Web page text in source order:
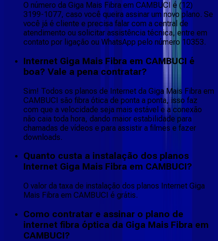
O número da Giga Mais Fibra em CAMBUCI é (12)
3199-1077, caso você queira assinar um novo plano. Se
você já é cliente e precisa falar com a central de
atendimento ou solicitar assistência técnica, entre em
contato por ligação ou WhatsApp pelo número 10353.
Internet Giga Mais Fibra em CAMBUCI é
boa? Vale a pena contratar?
Sim! Todos os planos de Internet da Giga Mais Fibra em
CAMBUCI são fibra ótica de ponta a ponta, isso faz
com que a velocidade seja mais estável e a conexão
não caia toda hora, dando maior estabilidade para
chamadas de vídeos e para assistir a filmes e fazer
downloads.
Quanto custa a instalação dos planos
Internet Giga Mais Fibra em CAMBUCI?
O valor da taxa de instalação dos planos Internet Giga
Mais Fibra em CAMBUCI é grátis.
Como contratar e assinar o plano de
internet fibra óptica da Giga Mais Fibra em
CAMBUCI?